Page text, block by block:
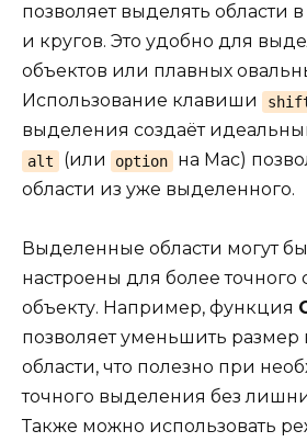
позволяет выделять области
и кругов. Это удобно для
объектов или плавных
Использование клавиши
выделения создаёт
alt (или option
на Mac)
области из уже выделенного.
Выделенные области могут
настроены для более точного
объекту. Например, функция
позволяет уменьшить
области, что полезно при
точного выделения без
Также можно использовать